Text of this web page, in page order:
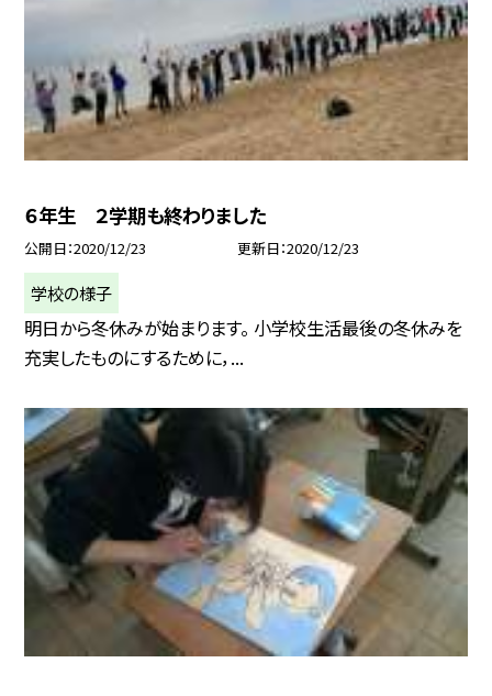
６年生 ２学期も終わりました
公開日 2020/12/23 更新日 2020/12/23
学校の様子
明日から冬休みが始まります。 小学校生活最後の冬休みを
充実したものにするために，...